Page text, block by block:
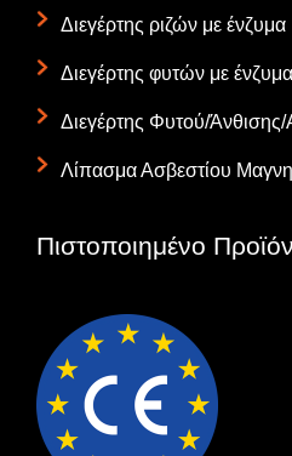
Διεγέρτης ριζών με ένζυμα
Διεγέρτης φυτών με ένζυμα
Διεγέρτης Φυτού/
Λίπασμα Ασβεστίου
Πιστοποιημένο